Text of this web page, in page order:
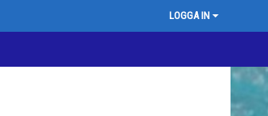
LOGGA IN